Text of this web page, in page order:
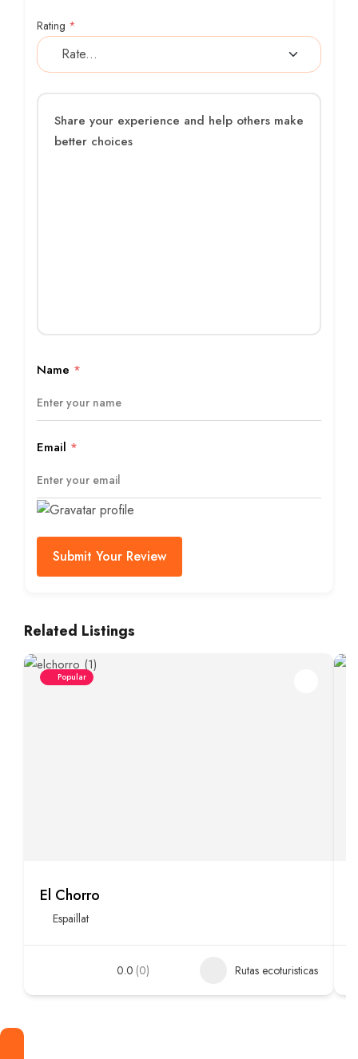
Rating *
Name *
Email *
Submit Your Review
Related Listings
Popular
El Chorro
Espaillat
0.0 (0) Rutas ecoturisticas